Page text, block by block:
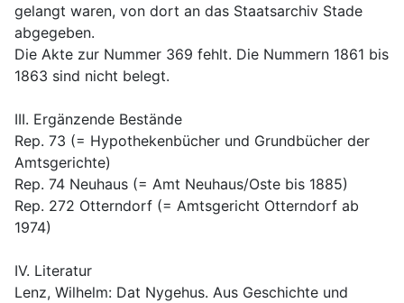
gelangt waren, von dort an das Staatsarchiv Stade
abgegeben.
Die Akte zur Nummer 369 fehlt. Die Nummern 1861 bis
1863 sind nicht belegt.
III. Ergänzende Bestände
Rep. 73 (= Hypothekenbücher und Grundbücher der
Amtsgerichte)
Rep. 74 Neuhaus (= Amt Neuhaus/Oste bis 1885)
Rep. 272 Otterndorf (= Amtsgericht Otterndorf ab
1974)
IV. Literatur
Lenz, Wilhelm: Dat Nygehus. Aus Geschichte und